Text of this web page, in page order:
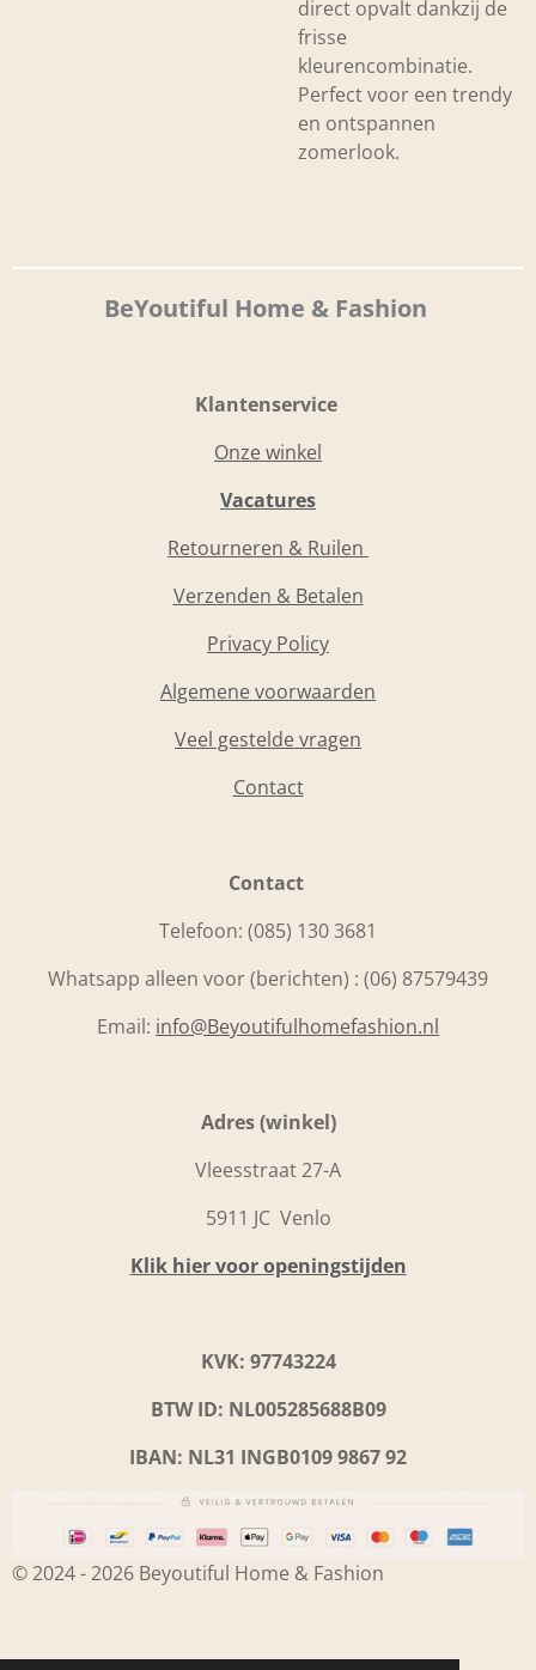
direct opvalt dankzij de
frisse
kleurencombinatie.
Perfect voor een trendy
en ontspannen
zomerlook.
BeYoutiful Home & Fashion
Klantenservice
Onze winkel
Vacatures
Retourneren & Ruilen
Verzenden & Betalen
Privacy Policy
Algemene voorwaarden
Veel gestelde vragen
Contact
Contact
Telefoon: (085) 130 3681
Whatsapp alleen voor (berichten) : (06) 87579439
Email: info@Beyoutifulhomefashion.nl
Adres (winkel)
Vleesstraat 27-A
5911 JC Venlo
Klik hier voor openingstijden
KVK: 97743224
BTW ID: NL005285688B09
IBAN: NL31 INGB0109 9867 92
© 2024 - 2026 Beyoutiful Home & Fashion